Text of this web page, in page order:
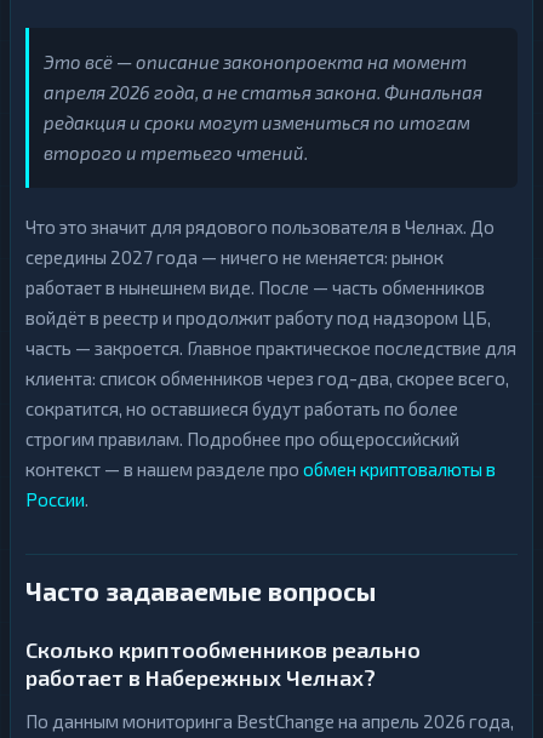
Это всё — описание законопроекта на момент
апреля 2026 года, а не статья закона. Финальная
редакция и сроки могут измениться по итогам
второго и третьего чтений.
Что это значит для рядового пользователя в Челнах. До
середины 2027 года — ничего не меняется: рынок
работает в нынешнем виде. После — часть обменников
войдёт в реестр и продолжит работу под надзором ЦБ,
часть — закроется. Главное практическое последствие для
клиента: список обменников через год-два, скорее всего,
сократится, но оставшиеся будут работать по более
строгим правилам. Подробнее про общероссийский
контекст — в нашем разделе про обмен криптовалюты в
России.
Часто задаваемые вопросы
Сколько криптообменников реально
работает в Набережных Челнах?
По данным мониторинга BestChange на апрель 2026 года,